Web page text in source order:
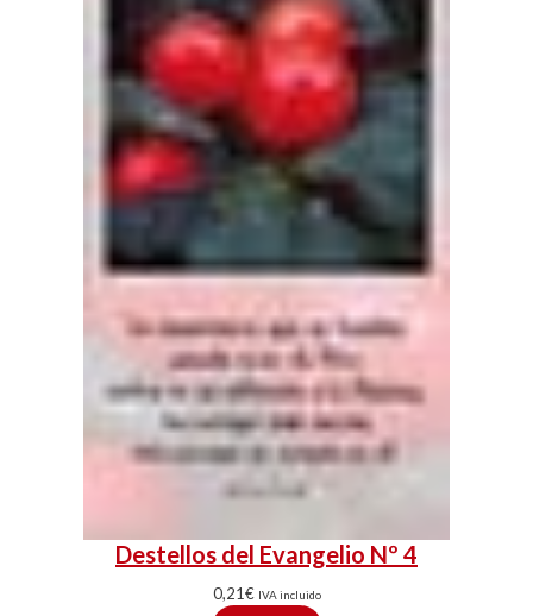
Destellos del Evangelio Nº 4
0,21€ IVA incluido